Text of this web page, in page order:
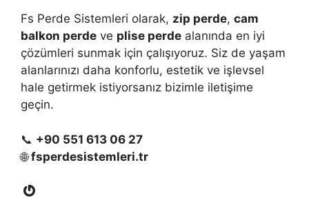
Fs Perde Sistemleri olarak, zip perde, cam
balkon perde ve plise perde alanında en iyi
çözümleri sunmak için çalışıyoruz. Siz de yaşam
alanlarınızı daha konforlu, estetik ve işlevsel
hale getirmek istiyorsanız bizimle iletişime
geçin.
📞 +90 551 613 06 27
🌐fsperdesistemleri.tr
Gravatar